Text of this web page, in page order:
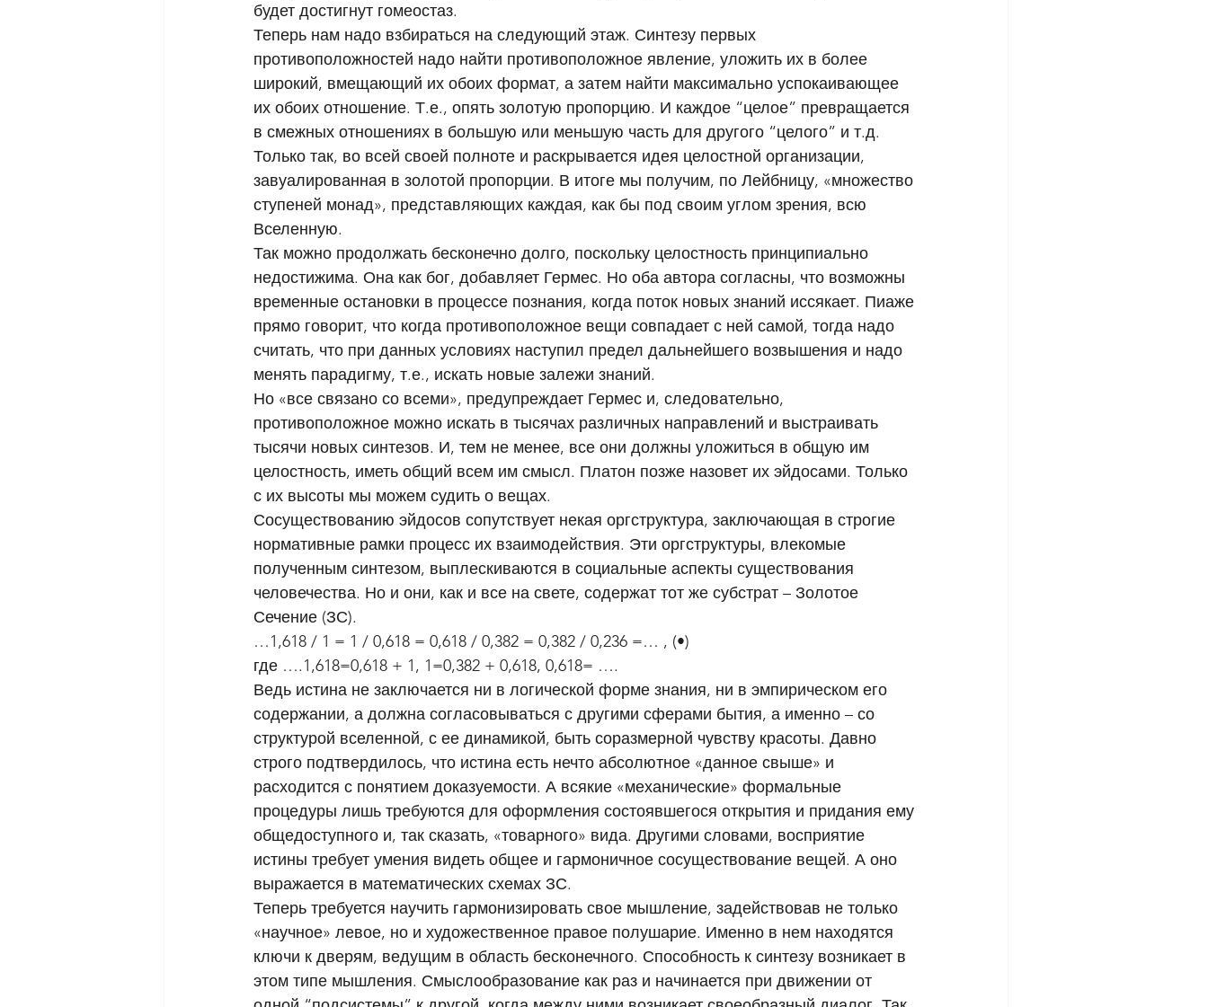
будет достигнут гомеостаз.
Теперь нам надо взбираться на следующий этаж. Синтезу первых
противоположностей надо найти противоположное явление, уложить их в более
широкий, вмещающий их обоих формат, а затем найти максимально успокаивающее
их обоих отношение. Т.е., опять золотую пропорцию. И каждое “целое” превращается
в смежных отношениях в большую или меньшую часть для другого “целого” и т.д.
Только так, во всей своей полноте и раскрывается идея целостной организации,
завуалированная в золотой пропорции. В итоге мы получим, по Лейбницу, «множество
ступеней монад», представляющих каждая, как бы под своим углом зрения, всю
Вселенную.
Так можно продолжать бесконечно долго, поскольку целостность принципиально
недостижима. Она как бог, добавляет Гермес. Но оба автора согласны, что возможны
временные остановки в процессе познания, когда поток новых знаний иссякает. Пиаже
прямо говорит, что когда противоположное вещи совпадает с ней самой, тогда надо
считать, что при данных условиях наступил предел дальнейшего возвышения и надо
менять парадигму, т.е., искать новые залежи знаний.
Но «все связано со всеми», предупреждает Гермес и, следовательно,
противоположное можно искать в тысячах различных направлений и выстраивать
тысячи новых синтезов. И, тем не менее, все они должны уложиться в общую им
целостность, иметь общий всем им смысл. Платон позже назовет их эйдосами. Только
с их высоты мы можем судить о вещах.
Сосуществованию эйдосов сопутствует некая оргструктура, заключающая в строгие
нормативные рамки процесс их взаимодействия. Эти оргструктуры, влекомые
полученным синтезом, выплескиваются в социальные аспекты существования
человечества. Но и они, как и все на свете, содержат тот же субстрат – Золотое
Сечение (ЗС).
…1,618 / 1 = 1 / 0,618 = 0,618 / 0,382 = 0,382 / 0,236 =… , (•)
где ….1,618=0,618 + 1, 1=0,382 + 0,618, 0,618= ….
Ведь истина не заключается ни в логической форме знания, ни в эмпирическом его
содержании, а должна согласовываться с другими сферами бытия, а именно – со
структурой вселенной, с ее динамикой, быть соразмерной чувству красоты. Давно
строго подтвердилось, что истина есть нечто абсолютное «данное свыше» и
расходится с понятием доказуемости. А всякие «механические» формальные
процедуры лишь требуются для оформления состоявшегося открытия и придания ему
общедоступного и, так сказать, «товарного» вида. Другими словами, восприятие
истины требует умения видеть общее и гармоничное сосуществование вещей. А оно
выражается в математических схемах ЗС.
Теперь требуется научить гармонизировать свое мышление, задействовав не только
«научное» левое, но и художественное правое полушарие. Именно в нем находятся
ключи к дверям, ведущим в область бесконечного. Способность к синтезу возникает в
этом типе мышления. Смыслообразование как раз и начинается при движении от